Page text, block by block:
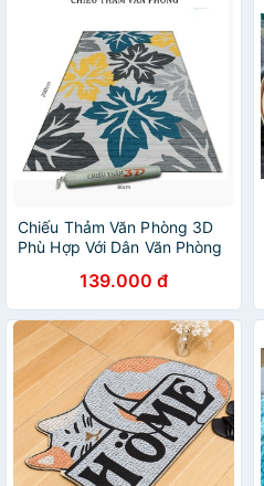
Chiếu Thảm Văn Phòng 3D
Phù Hợp Với Dân Văn Phòng
Công Ty Khu Công Nghiệp -
Chiếu Đơn 1 Người - Th
139.000 đ